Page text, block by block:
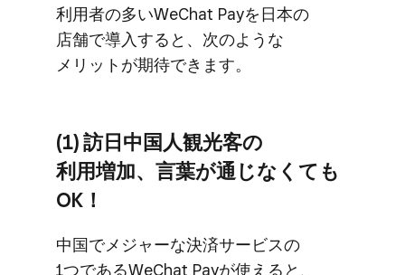
利用者の​多い​WeChat Payを​日本の​
店舗で​導入すると、​次のような​
メリットが​期待できます。
(1) 訪日中国人観光客の​
利用増加、​言葉が​通じなくても​
OK！
中国で​メジャーな​決済サービスの​
1つである​WeChat Payが​使えると、​